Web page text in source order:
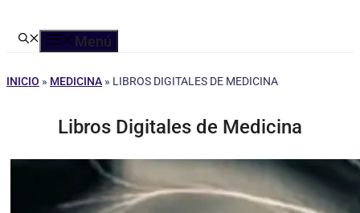
Menú
INICIO » MEDICINA » LIBROS DIGITALES DE MEDICINA
Libros Digitales de Medicina